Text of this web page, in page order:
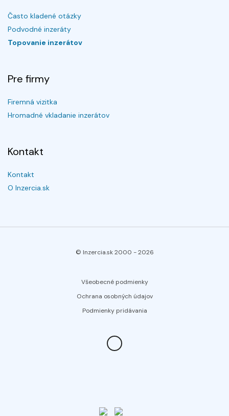
Často kladené otázky
Podvodné inzeráty
Topovanie inzerátov
Pre firmy
Firemná vizitka
Hromadné vkladanie inzerátov
Kontakt
Kontakt
O Inzercia.sk
© Inzercia.sk 2000 -2026
Všeobecné podmienky
Ochrana osobných údajov
Podmienky pridávania